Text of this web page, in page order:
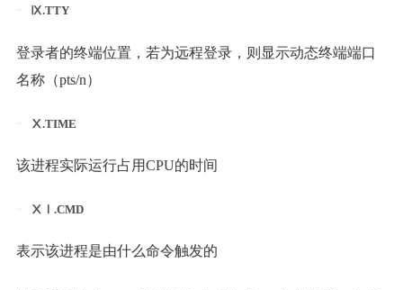
Ⅸ.TTY
登录者的终端位置，若为远程登录，则显示动态终端端口
名称（pts/n）
Ⅹ.TIME
该进程实际运行占用CPU的时间
ⅩⅠ.CMD
表示该进程是由什么命令触发的